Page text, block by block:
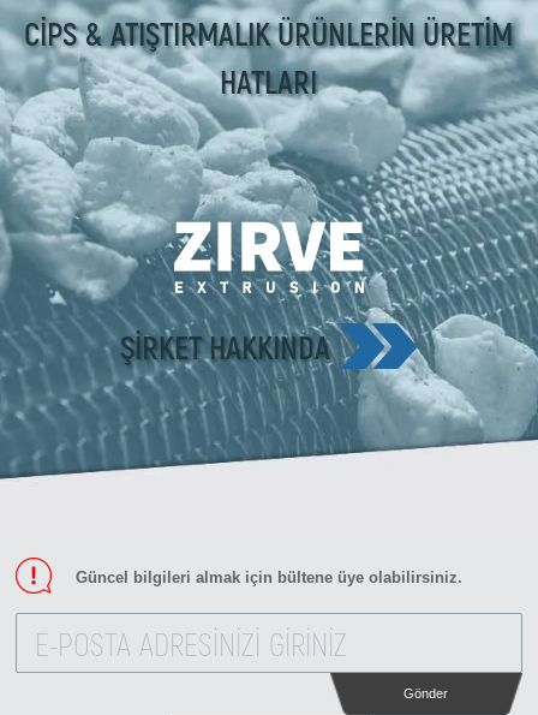
CİPS & ATIŞTIRMALIK ÜRÜNLERİN ÜRETİM
HATLARI
ŞIRKET HAKKINDA
Güncel bilgileri almak için bültene üye olabilirsiniz.
Gönder